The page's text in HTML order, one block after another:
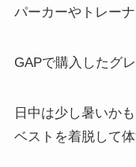
パーカーやトレー
GAPで購入したグ
日中は少し暑いか
ベストを着脱して